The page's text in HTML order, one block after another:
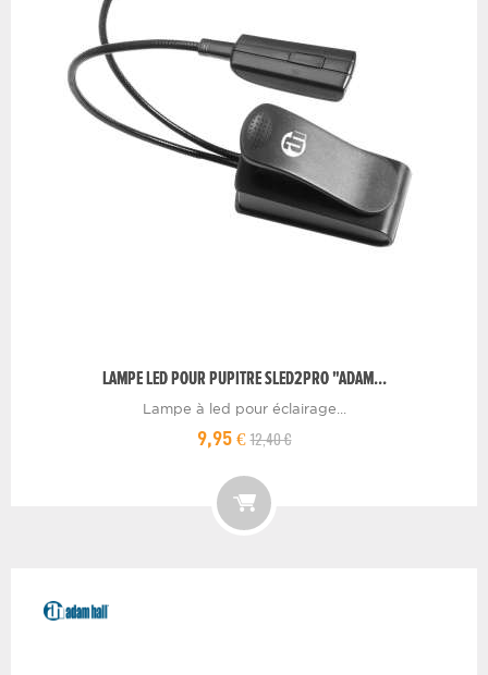
LAMPE LED POUR PUPITRE SLED2PRO "ADAM...
Lampe à led pour éclairage...
9,95 €12,40 €